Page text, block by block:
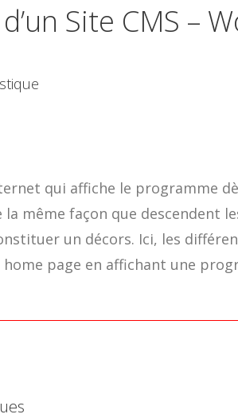
Site CMS –
qui affiche le programme
même façon que descendent
un décors. Ici, les
page en affichant une